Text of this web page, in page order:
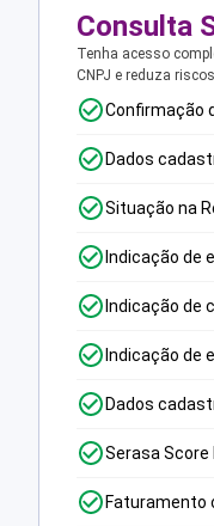
Consulta
Tenha acesso
CNPJ e reduza
Confirmação
Dados
Situação na
Indicação de
Indicação de
Indicação de
Dados
Serasa Score
Faturamento